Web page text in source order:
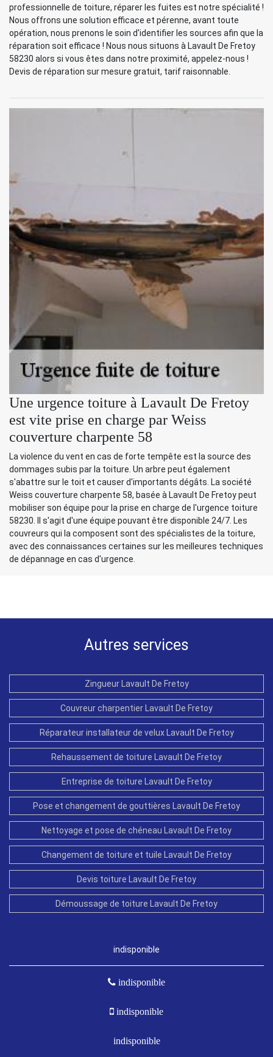
professionnelle de toiture, réparer les fuites est notre spécialité !
Nous offrons une solution efficace et pérenne, avant toute
opération, nous prenons le soin d'identifier les sources afin que la
réparation soit efficace ! Nous nous situons à Lavault De Fretoy
58230 alors si vous êtes dans notre proximité, appelez-nous !
Devis de réparation sur mesure gratuit, tarif raisonnable.
Une urgence toiture à Lavault De Fretoy
est vite prise en charge par Weiss
couverture charpente 58
La violence du vent en cas de forte tempête est la source des
dommages subis par la toiture. Un arbre peut également
s'abattre sur le toit et causer d'importants dégâts. La société
Weiss couverture charpente 58, basée à Lavault De Fretoy peut
mobiliser son équipe pour la prise en charge de l'urgence toiture
58230. Il s'agit d'une équipe pouvant être disponible 24/7. Les
couvreurs qui la composent sont des spécialistes de la toiture,
avec des connaissances certaines sur les meilleures techniques
de dépannage en cas d'urgence.
Autres services
Zingueur Lavault De Fretoy
Couvreur charpentier Lavault De Fretoy
Réparateur installateur de velux Lavault De Fretoy
Rehaussement de toiture Lavault De Fretoy
Entreprise de toiture Lavault De Fretoy
Pose et changement de gouttières Lavault De Fretoy
Nettoyage et pose de chéneau Lavault De Fretoy
Changement de toiture et tuile Lavault De Fretoy
Devis toiture Lavault De Fretoy
Démoussage de toiture Lavault De Fretoy
indisponible
indisponible
indisponible
indisponible